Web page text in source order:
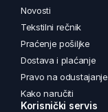
Novosti
Tekstilni rečnik
Praćenje pošiljke
Dostava i plaćanje
Pravo na odustajanje
Kako naručiti
Korisnički servis